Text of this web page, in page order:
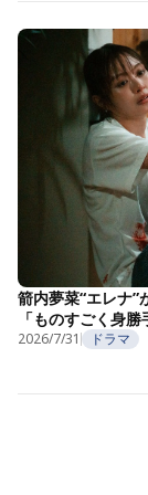
箭内夢菜“エレナ”
「ものすごく身
2026/7/31 ドラマ